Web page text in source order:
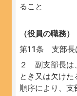
ること
（役員の職務）
第11条 支部長
２ 副支部長は
とき又は欠け
順序により、